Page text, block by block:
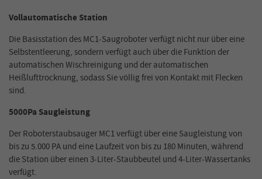
Vollautomatische Station
Die Basisstation des MC1-Saugroboter verfügt nicht nur über eine
Selbstentleerung, sondern verfügt auch über die Funktion der
automatischen Wischreinigung und der automatischen
Heißlufttrocknung, sodass Sie völlig frei von Kontakt mit Flecken
sind.
5000Pa Saugleistung
Der Roboterstaubsauger MC1 verfügt über eine Saugleistung von
bis zu 5.000 PA und eine Laufzeit von bis zu 180 Minuten, während
die Station über einen 3-Liter-Staubbeutel und 4-Liter-Wassertanks
verfügt.